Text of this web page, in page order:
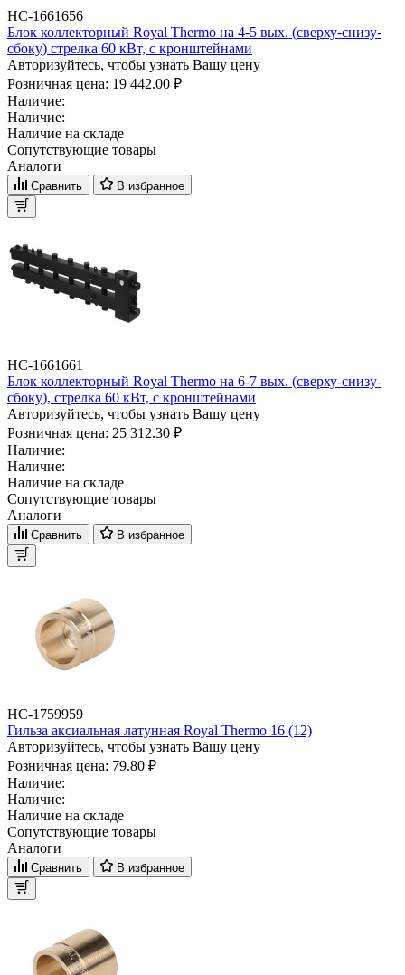
НС-1661656
Блок коллекторный Royal Thermo на 4-5 вых. (сверху-снизу-
сбоку) стрелка 60 кВт, с кронштейнами
Авторизуйтесь, чтобы узнать Вашу цену
Розничная цена: 19 442.00 ₽
Наличие:
Наличие:
Наличие на складе
Сопутствующие товары
Аналоги
Сравнить В избранное
НС-1661661
Блок коллекторный Royal Thermo на 6-7 вых. (сверху-снизу-
сбоку), стрелка 60 кВт, с кронштейнами
Авторизуйтесь, чтобы узнать Вашу цену
Розничная цена: 25 312.30 ₽
Наличие:
Наличие:
Наличие на складе
Сопутствующие товары
Аналоги
Сравнить В избранное
НС-1759959
Гильза аксиальная латунная Royal Thermo 16 (12)
Авторизуйтесь, чтобы узнать Вашу цену
Розничная цена: 79.80 ₽
Наличие:
Наличие:
Наличие на складе
Сопутствующие товары
Аналоги
Сравнить В избранное